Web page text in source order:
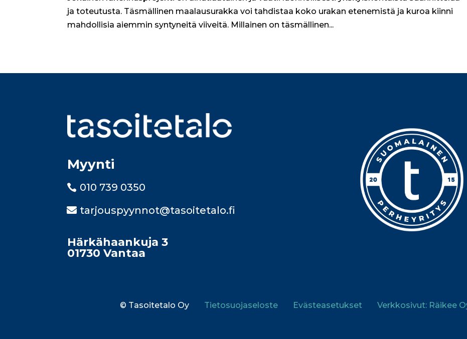
ja toteutusta. Täsmällinen maalausurakka voi tahdistaa koko urakan etenemistä ja kuroa kiinni
mahdollisia aiemmin syntyneitä viiveitä. Millainen on täsmällinen...
Myynti
010 739 0350
tarjouspyynnot@tasoitetalo.fi
Härkähaankuja 3
01730 Vantaa
© Tasoitetalo Oy Tietosuojaseloste Eväste­asetukset Verkkosivut: Räikee